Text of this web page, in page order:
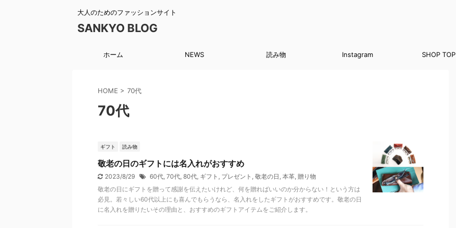
大人のためのファッションサイト
SANKYO BLOG
ホーム NEWS 読み物 Instagram SHOP TOP
HOME > 70代
70代
ギフト 読み物
敬老の日のギフトには名入れがおすすめ
2023/8/29 60代, 70代, 80代, ギフト , プレゼント , 敬老の日 , 本革, 贈り物
敬老の日にギフトを贈って感謝を伝えたいけれど、何を贈ればいいのか分からない！という方は
必見。若々しい60代以上にも喜んでもらうなら、名入れをしたギフトがおすすめです。敬老の日
に名入れを贈りたいその理由と、おすすめのギフトアイテムをご紹介します。